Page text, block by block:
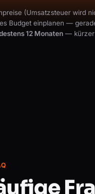
(Umsatzsteuer wird
Budget einplanen —
12 Monaten— kürzer